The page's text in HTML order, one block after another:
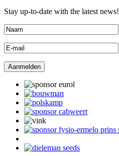
Stay up-to-date with the latest news!